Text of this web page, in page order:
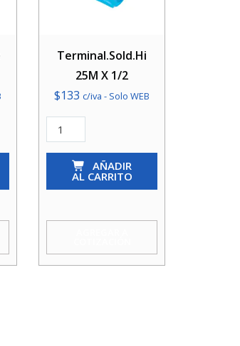
Terminal.Sold.Hi
25M X 1/2
$133 c/iva - Solo WEB
Terminal.Sold.Hi
25M
AÑADIR
AL CARRITO